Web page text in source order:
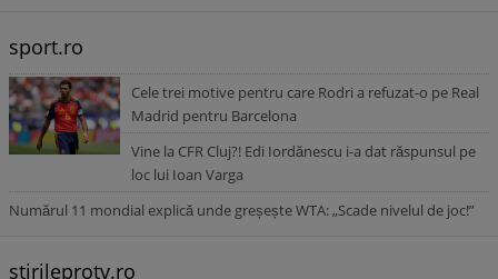
sport.ro
Cele trei motive pentru care Rodri a refuzat-o pe Real
Madrid pentru Barcelona
Vine la CFR Cluj?! Edi Iordănescu i-a dat răspunsul pe
loc lui Ioan Varga
Numărul 11 mondial explică unde greșește WTA: „Scade nivelul de joc!”
stirileprotv.ro